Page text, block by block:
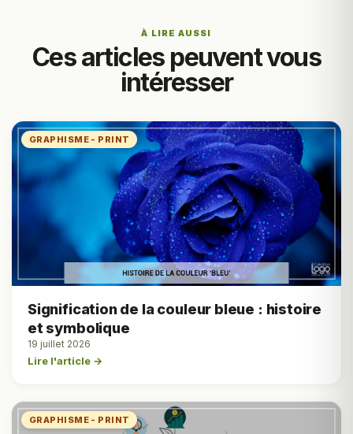
À LIRE AUSSI
Ces articles peuvent vous
intéresser
GRAPHISME - PRINT
Signification de la couleur bleue : histoire
et symbolique
19 juillet 2026
Lire l'article →
GRAPHISME - PRINT